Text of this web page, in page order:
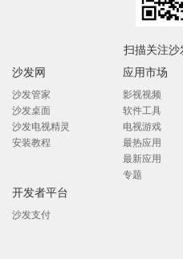
扫描关注沙
沙发网
沙发管家
沙发桌面
沙发电视精灵
安装教程
应用市场
影视视频
软件工具
电视游戏
最热应用
最新应用
专题
开发者平台
沙发支付